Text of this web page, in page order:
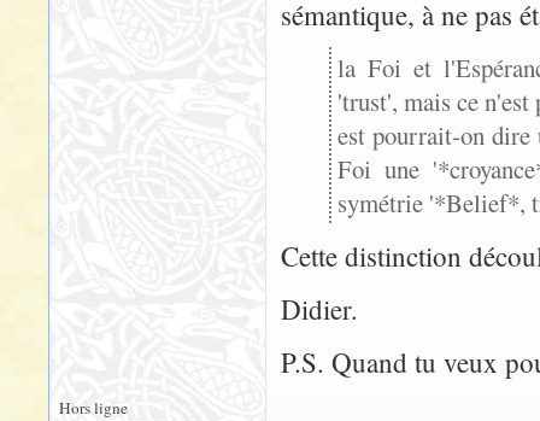
sémantique, à ne pas
la Foi et
'trust', mais ce n'est
est pourrait-on
Foi une
symétrie '*Belief*,
Cette distinction
Didier.
P.S. Quand tu veux
Hors ligne